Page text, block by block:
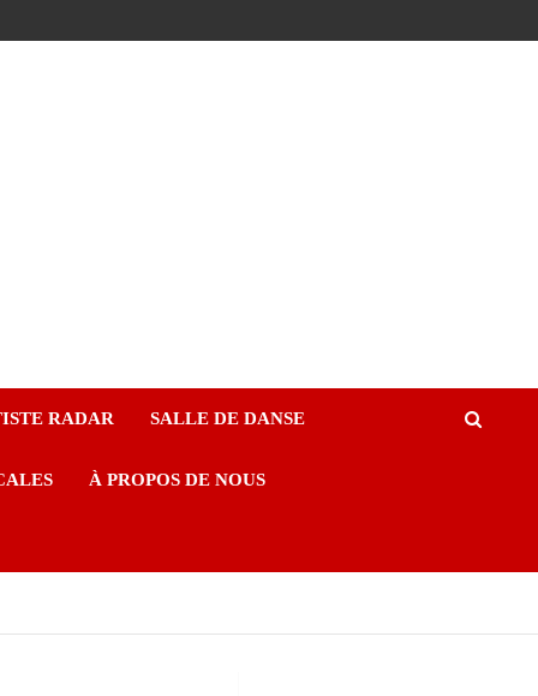
RADAR SALLE DE DANSE
À PROPOS DE NOUS